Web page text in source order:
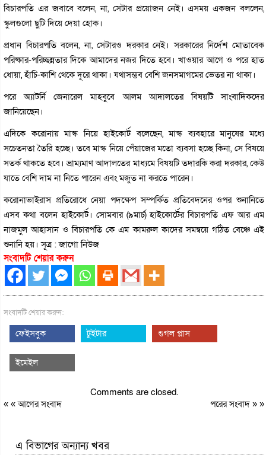
বিচারপতি এর জবাবে বলেন, না, সেটার প্রয়োজন নেই। এসময় একজন বললেন,
স্কুলগুলো ছুটি দিয়ে দেয়া হোক।
প্রধান বিচারপতি বলেন, না, সেটারও দরকার নেই। সরকারের নির্দেশ মোতাবেক
পরিষ্কার-পরিচ্ছন্নতার দিকে আমাদের নজর দিতে হবে। খাওয়ার আগে ও পরে হাত
ধোয়া, হাঁচি-কাশি থেকে দূরে থাকা। যথাসম্ভব বেশি জনসমাগমের ভেতর না থাকা।
পরে অ্যাটর্নি জেনারেল মাহবুবে আলম আদালতের বিষয়টি সাংবাদিকদের
জানিয়েছেন।
এদিকে করোনায় মাস্ক নিয়ে হাইকোর্ট বলেছেন, মাস্ক ব্যবহারে মানুষের মধ্যে
সচেতনতা তৈরি হচ্ছে। তবে মাস্ক নিয়ে পেঁয়াজের মতো ব্যবসা হচ্ছে কিনা, সে বিষয়ে
সতর্ক থাকতে হবে। ভ্রাম্যমাণ আদালতের মাধ্যমে বিষয়টি তদারকি করা দরকার, কেউ
যাতে বেশি দাম না নিতে পারেন এবং মজুত না করতে পারেন।
করোনাভাইরাস প্রতিরোধে নেয়া পদক্ষেপ সম্পর্কিত প্রতিবেদনের ওপর শুনানিতে
এসব কথা বলেন হাইকোর্ট। সোমবার (৯মার্চ) হাইকোর্টের বিচারপতি এফ আর এম
নাজমুল আহাসান ও বিচারপতি কে এম কামরুল কাদের সমন্বয়ে গঠিত বেঞ্চে এই
শুনানি হয়। সূত্র : জাগো নিউজ
সংবাদটি শেয়ার করুন
সংবাদটি শেয়ার করুন:
ফেইসবুক টুইটার গুগল প্লাস
ইমেইল
Comments are closed.
« «আগের সংবাদ পরের সংবাদ» »
এ বিভাগের অন্যান্য খবর